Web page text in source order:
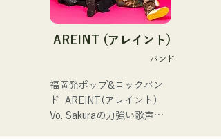
ント、地域イベント、
Ramen Tech2025(global
summit)、福岡市武道館オー
プニング記念イベント,結婚
英語も日本語も対応可能で
アーティストの日本人父と
2025年11月22日にはファー
催。
・バンド概要
└メンバーはジュンイチロ
ウ（Vo）、梅田孝明
（Ba）、杉本剛志（Dr）の
AREINT (アレイント)
バンド
福岡発ポップ&ロックバン
ド  AREINT(アレイント)
Vo. Sakuraの力強い歌声